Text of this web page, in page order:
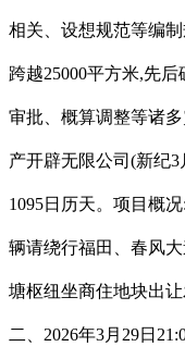
相关、设想规范等编
跨越25000平方米,先
审批、概算调整等诸
产开辟无限公司(新纪
1095日历天。项目概
辆请绕行福田、春风
塘枢纽坐商住地块出
二、2026年3月29日